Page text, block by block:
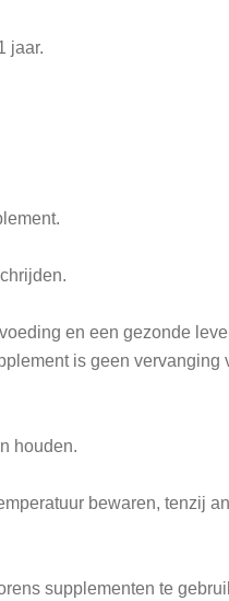
jaar.
en een gezonde
is geen vervanging
houden.
bewaren, tenzij
supplementen te